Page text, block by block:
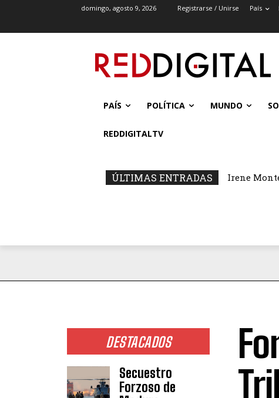
domingo, agosto 9, 2026 Registrarse / Unirse País
PAÍS POLÍTICA MUNDO
REDDIGITALTV
ÚLTIMAS ENTRADAS Irene
DESTACADOS
Secuestro
Forzoso de